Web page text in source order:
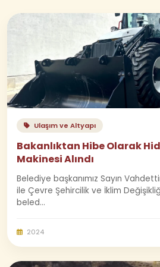
Ulaşım ve Altyapı
Bakanlıktan Hibe Olarak
Makinesi Alındı
Belediye başkanımız Sayın
ile Çevre Şehircilik ve İklim
beled...
2024